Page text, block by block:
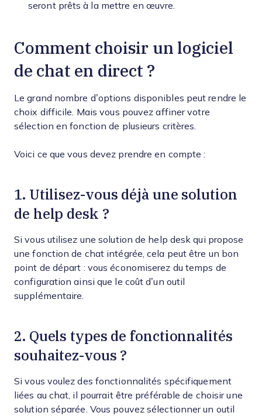
seront prêts à la mettre en œuvre.
Comment choisir un logiciel
de chat en direct ?
Le grand nombre d’options disponibles peut rendre le
choix difficile. Mais vous pouvez affiner votre
sélection en fonction de plusieurs critères.
Voici ce que vous devez prendre en compte :
1. Utilisez-vous déjà une solution
de help desk ?
Si vous utilisez une solution de help desk qui propose
une fonction de chat intégrée, cela peut être un bon
point de départ : vous économiserez du temps de
configuration ainsi que le coût d’un outil
supplémentaire.
2. Quels types de fonctionnalités
souhaitez-vous ?
Si vous voulez des fonctionnalités spécifiquement
liées au chat, il pourrait être préférable de choisir une
solution séparée. Vous pouvez sélectionner un outil